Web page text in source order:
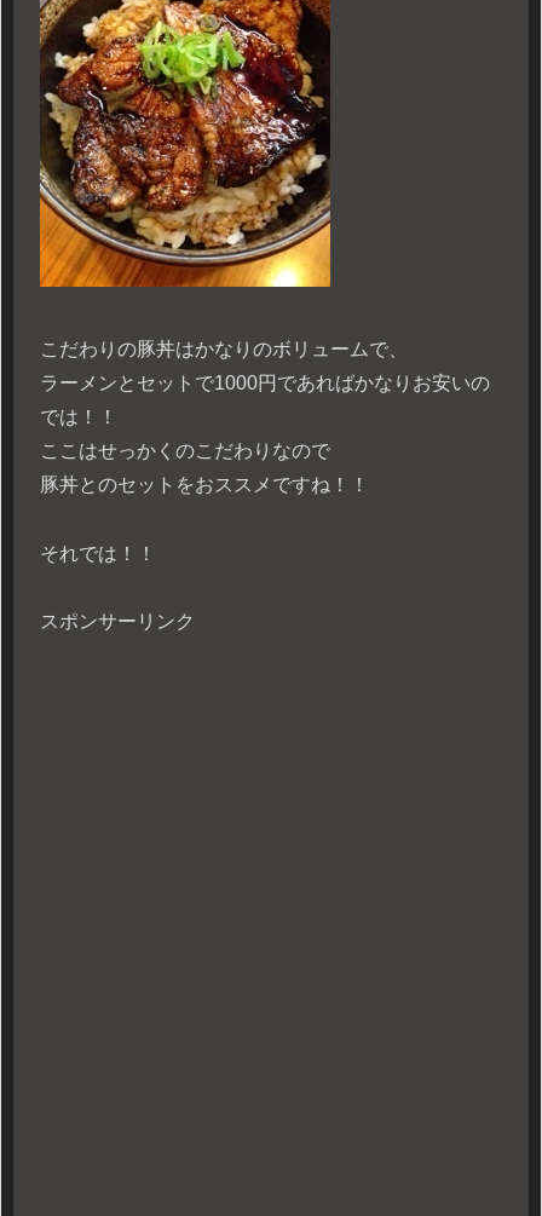
こだわりの豚丼はかなりのボリュームで、
ラーメンとセットで1000円であればかなりお安いの
では！！
ここはせっかくのこだわりなので
豚丼とのセットをおススメですね！！
それでは！！
スポンサーリンク